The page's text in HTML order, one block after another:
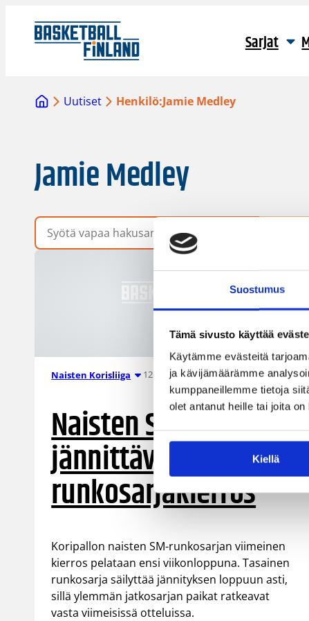
Suostumus
Tämä sivusto käyttää
Käytämme evästeitä
ja kävijämäärämme
kumppaneillemme tietoja
olet antanut heille tai joita
Kiellä
Sarjat
Uutiset Henkilö:Jamie Medley
Jamie Medley
Vapaa hakusana
Naisten Korisliiga 12.01.2006 00:00
Naisten SM-sarjassa
jännittävä viimeinen
runkosarjakierros
Koripallon naisten SM-runkosarjan viimeinen
kierros pelataan ensi viikonloppuna. Tasainen
runkosarja säilyttää jännityksen loppuun asti,
sillä ylemmän jatkosarjan paikat ratkeavat
vasta viimeisissä otteluissa.